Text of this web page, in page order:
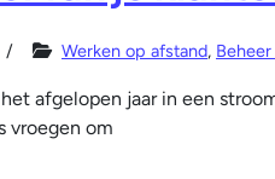
Werken op afstand,
afgelopen jaar in een
vroegen om